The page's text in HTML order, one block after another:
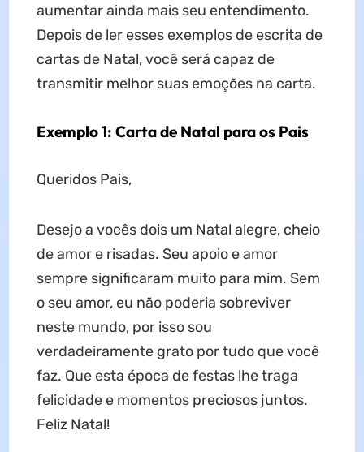
aumentar ainda mais seu entendimento.
Depois de ler esses exemplos de escrita de
cartas de Natal, você será capaz de
transmitir melhor suas emoções na carta.
Exemplo 1: Carta de Natal para os Pais
Queridos Pais,
Desejo a vocês dois um Natal alegre, cheio
de amor e risadas. Seu apoio e amor
sempre significaram muito para mim. Sem
o seu amor, eu não poderia sobreviver
neste mundo, por isso sou
verdadeiramente grato por tudo que você
faz. Que esta época de festas lhe traga
felicidade e momentos preciosos juntos.
Feliz Natal!